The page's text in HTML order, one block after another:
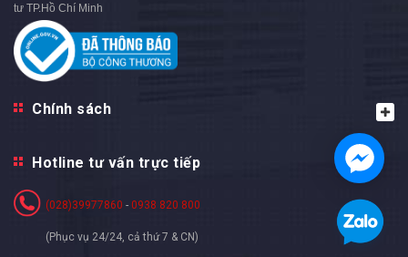
tư TP.Hồ Chí Minh
Chính sách
Hotline tư vấn trực tiếp
(028)39977860 - 0938 820 800
(Phục vụ 24/24, cả thứ 7 & CN)